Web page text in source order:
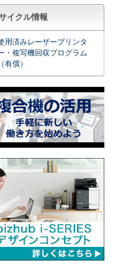
イクル情報
用済みレーザープリンタ
・複写機回収プログラム
（有償）